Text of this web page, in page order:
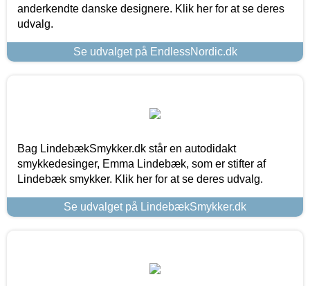
anderkendte danske designere. Klik her for at se deres
udvalg.
Se udvalget på EndlessNordic.dk
Bag LindebækSmykker.dk står en autodidakt
smykkedesinger, Emma Lindebæk, som er stifter af
Lindebæk smykker. Klik her for at se deres udvalg.
Se udvalget på LindebækSmykker.dk